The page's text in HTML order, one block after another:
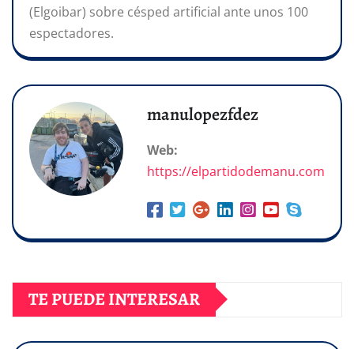
(Elgoibar) sobre césped artificial ante unos 100
espectadores.
manulopezfdez
Web:
https://elpartidodemanu.com
TE PUEDE INTERESAR